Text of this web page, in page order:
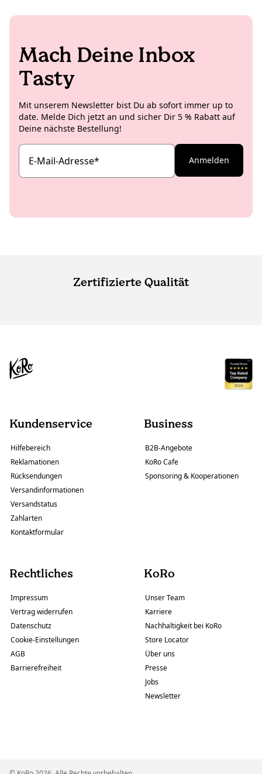
Mach Deine Inbox
Tasty
Mit unserem Newsletter bist Du ab sofort immer up to
date. Melde Dich jetzt an und sicher Dir 5 % Rabatt auf
Deine nächste Bestellung!
E-Mail-Adresse* Anmelden
Zertifizierte Qualität
Kundenservice
Hilfebereich
Reklamationen
Rücksendungen
Versandinformationen
Versandstatus
Zahlarten
Kontaktformular
Business
B2B-Angebote
KoRo Cafe
Sponsoring & Kooperationen
Rechtliches
Impressum
Vertrag widerrufen
Datenschutz
Cookie-Einstellungen
AGB
Barrierefreiheit
KoRo
Unser Team
Karriere
Nachhaltigkeit bei KoRo
Store Locator
Über uns
Presse
Jobs
Newsletter